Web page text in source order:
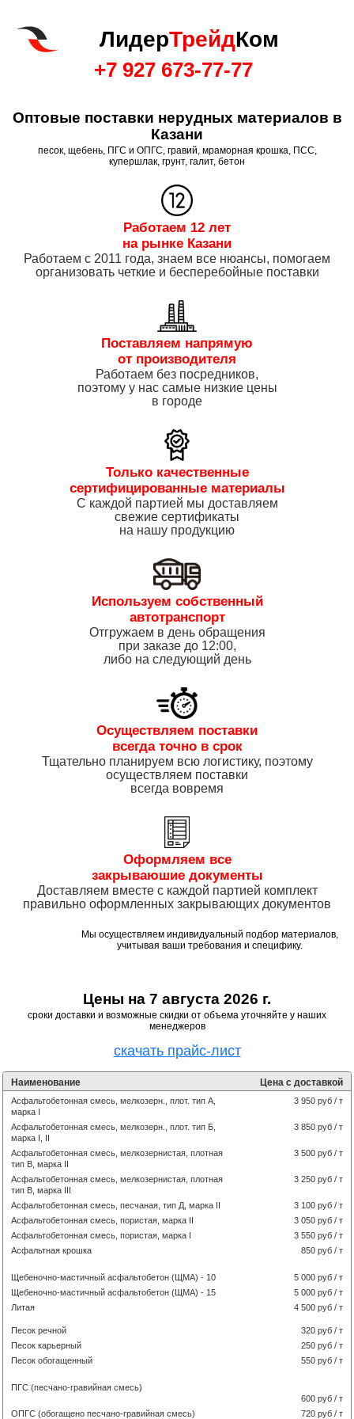
ЛидерТрейдКом
+7 927 673-77-77
Оптовые поставки нерудных материалов в
Казани
песок, щебень, ПГС и ОПГС, гравий, мраморная крошка, ПСС,
купершлак, грунт, галит, бетон
Работаем 12 лет
на рынке Казани
Работаем с 2011 года, знаем все нюансы, помогаем
организовать четкие и бесперебойные поставки
Поставляем напрямую
от производителя
Работаем без посредников,
поэтому у нас самые низкие цены
в городе
Только качественные
сертифицированные материалы
С каждой партией мы доставляем
свежие сертификаты
на нашу продукцию
Используем собственный
автотранспорт
Отгружаем в день обращения
при заказе до 12:00,
либо на следующий день
Осуществляем поставки
всегда точно в срок
Тщательно планируем всю логистику, поэтому
осуществляем поставки
всегда вовремя
Оформляем все
закрываюшие документы
Доставляем вместе с каждой партией комплект
правильно оформленных закрывающих документов
Мы осуществляем индивидуальный подбор материалов,
учитывая ваши требования и специфику.
Цены на 7 августа 2026 г.
сроки доставки и возможные скидки от объема уточняйте у наших
менеджеров
скачать прайс-лист
Наименование Цена с доставкой
Асфальтобетонная смесь, мелкозерн., плот. тип А,
марка I
3 950 руб / т
Асфальтобетонная смесь, мелкозерн., плот. тип Б,
марка I, II
3 850 руб / т
Асфальтобетонная смесь, мелкозернистая, плотная
тип В, марка II
3 500 руб / т
Асфальтобетонная смесь, мелкозернистая, плотная
тип В, марка III
3 250 руб / т
Асфальтобетонная смесь, песчаная, тип Д, марка II
3 100 руб / т
Асфальтобетонная смесь, пористая, марка II
3 050 руб / т
Асфальтобетонная смесь, пористая, марка I
3 550 руб / т
Асфальтная крошка
850 руб / т
Щебеночно-мастичный асфальтобетон (ЩМА) - 10
5 000 руб / т
Щебеночно-мастичный асфальтобетон (ЩМА) - 15
5 000 руб / т
Литая
4 500 руб / т
Песок речной
320 руб / т
Песок карьерный
250 руб / т
Песок обогащенный
550 руб / т
ПГС (песчано-гравийная смесь)
600 руб / т
ОПГС (обогащено песчано-гравийная смесь)
720 руб / т